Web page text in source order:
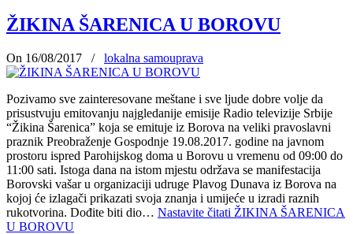
ŽIKINA ŠARENICA U BOROVU
On 16/08/2017 / lokalna samouprava
Pozivamo sve zainteresovane meštane i sve ljude dobre volje da
prisustvuju emitovanju najgledanije emisije Radio televizije Srbije
“Žikina Šarenica” koja se emituje iz Borova na veliki pravoslavni
praznik Preobraženje Gospodnje 19.08.2017. godine na javnom
prostoru ispred Parohijskog doma u Borovu u vremenu od 09:00 do
11:00 sati. Istoga dana na istom mjestu održava se manifestacija
Borovski vašar u organizaciji udruge Plavog Dunava iz Borova na
kojoj će izlagači prikazati svoja znanja i umijeće u izradi raznih
rukotvorina. Dođite biti dio… Nastavite čitati ŽIKINA ŠARENICA
U BOROVU